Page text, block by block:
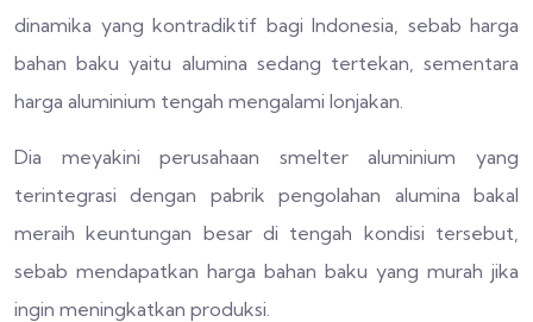
dinamika yang kontradiktif bagi Indonesia, sebab harga
bahan baku yaitu alumina sedang tertekan, sementara
harga aluminium tengah mengalami lonjakan.
Dia meyakini perusahaan smelter aluminium yang
terintegrasi dengan pabrik pengolahan alumina bakal
meraih keuntungan besar di tengah kondisi tersebut,
sebab mendapatkan harga bahan baku yang murah jika
ingin meningkatkan produksi.